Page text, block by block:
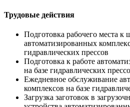
Трудовые действия
Подготовка рабочего места к
автоматизированных
гидравлических прессов
Подготовка к работе
на базе гидравлических
Ежедневное обслуживание
комплексов на базе
Загрузка заготовок в